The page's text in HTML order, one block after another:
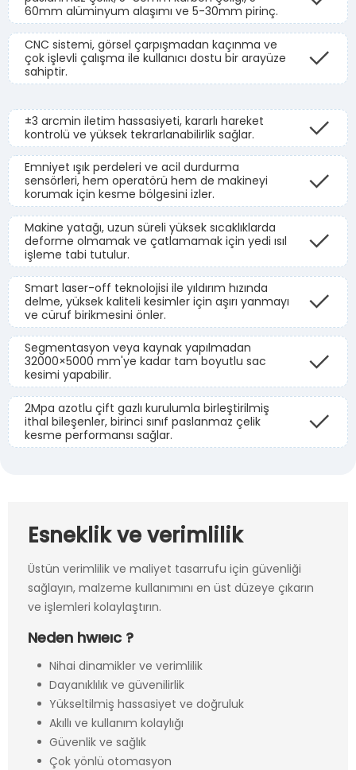
60mm alüminyum alaşımı ve 5-30mm pirinç.
CNC sistemi, görsel çarpışmadan kaçınma ve
çok işlevli çalışma ile kullanıcı dostu bir arayüze
sahiptir.
±3 arcmin iletim hassasiyeti, kararlı hareket
kontrolü ve yüksek tekrarlanabilirlik sağlar.
Emniyet ışık perdeleri ve acil durdurma
sensörleri, hem operatörü hem de makineyi
korumak için kesme bölgesini izler.
Makine yatağı, uzun süreli yüksek sıcaklıklarda
deforme olmamak ve çatlamamak için yedi ısıl
işleme tabi tutulur.
Smart laser-off teknolojisi ile yıldırım hızında
delme, yüksek kaliteli kesimler için aşırı yanmayı
ve cüruf birikmesini önler.
Segmentasyon veya kaynak yapılmadan
32000×5000 mm'ye kadar tam boyutlu sac
kesimi yapabilir.
2Mpa azotlu çift gazlı kurulumla birleştirilmiş
ithal bileşenler, birinci sınıf paslanmaz çelik
kesme performansı sağlar.
Esneklik ve verimlilik
Üstün verimlilik ve maliyet tasarrufu için güvenliği
sağlayın, malzeme kullanımını en üst düzeye çıkarın
ve işlemleri kolaylaştırın.
Neden hwıeıc ?
Nihai dinamikler ve verimlilik
Dayanıklılık ve güvenilirlik
Yükseltilmiş hassasiyet ve doğruluk
Akıllı ve kullanım kolaylığı
Güvenlik ve sağlık
Çok yönlü otomasyon